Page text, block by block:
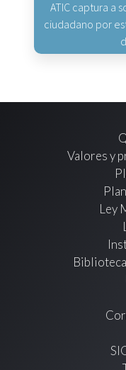
ATIC captura a
ciudadano por
Valores y
Ley